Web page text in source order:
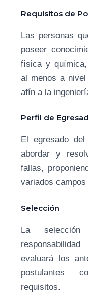
Requisitos de
Las personas
poseer
física y
al menos a
afín a la
Perfil de
El egresado
abordar y
fallas,
variados
Selección
La
evaluará los
postulantes
requisitos.